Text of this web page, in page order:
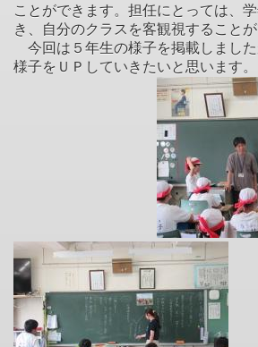
ことができます。担任にとっては、
き、自分のクラスを客観視することが
今回は５年生の様子を掲載しまし
様子をＵＰしていきたいと思います。